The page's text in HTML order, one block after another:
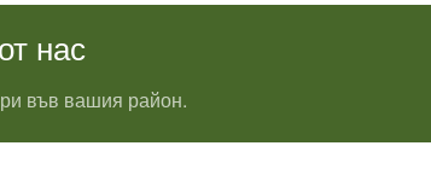
нас
във вашия район.